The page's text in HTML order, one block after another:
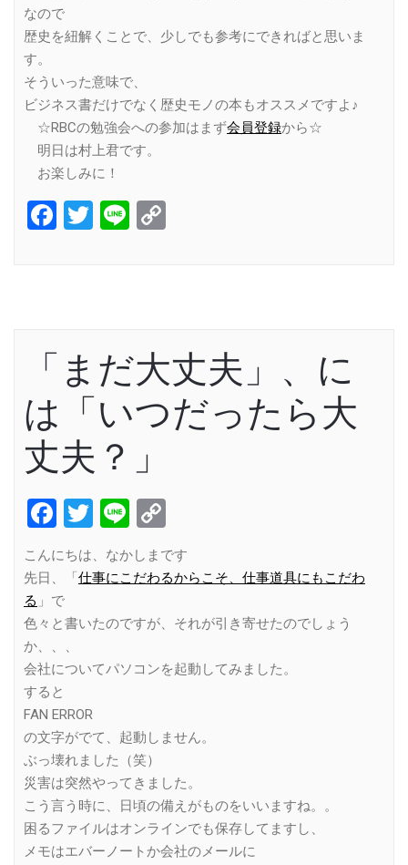
なので
歴史を紐解くことで、少しでも参考にできればと思いま
す。
そういった意味で、
ビジネス書だけでなく歴史モノの本もオススメですよ♪
☆RBCの勉強会への参加はまず会員登録から☆
明日は村上君です。
お楽しみに！
Facebook
Twitter
Line
「まだ大丈夫」、に
は「いつだったら大
丈夫？」
Facebook
Twitter
Line
Link
こんにちは、なかしまです
先日、「仕事にこだわるからこそ、仕事道具にもこだわ
る 」で
色々と書いたのですが、それが引き寄せたのでしょう
か、、、
会社についてパソコンを起動してみました。
すると
FAN ERROR
の文字がでて、起動しません。
ぶっ壊れました（笑）
災害は突然やってきました。
こう言う時に、日頃の備えがものをいいますね。。
困るファイルはオンラインでも保存してますし、
メモはエバーノートか会社のメールに